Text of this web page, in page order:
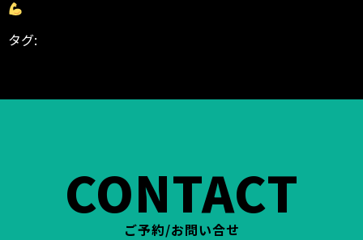
タグ:
市 東中川町 ヒノキビル
CONTACT
ご予約/お問い合せ